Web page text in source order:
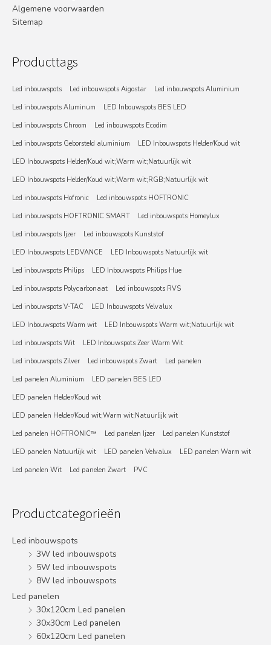
Algemene voorwaarden
Sitemap
Producttags
Led inbouwspots Led inbouwspots Aigostar
Led inbouwspots Aluminium
Led inbouwspots Aluminum
LED Inbouwspots BES LED
Led inbouwspots Chroom
Led inbouwspots Ecodim
Led inbouwspots Geborsteld aluminium
LED Inbouwspots Helder/Koud wit
LED Inbouwspots Helder/Koud wit;Warm wit;Natuurlijk wit
LED Inbouwspots Helder/Koud wit;Warm wit;RGB;Natuurlijk wit
Led inbouwspots Hofronic
Led inbouwspots HOFTRONIC
Led inbouwspots HOFTRONIC SMART
Led inbouwspots Homeylux
Led inbouwspots Ijzer
Led inbouwspots Kunststof
LED Inbouwspots LEDVANCE
LED Inbouwspots Natuurlijk wit
Led inbouwspots Philips
LED Inbouwspots Philips Hue
Led inbouwspots Polycarbonaat
Led inbouwspots RVS
Led inbouwspots V-TAC
LED Inbouwspots Velvalux
LED Inbouwspots Warm wit
LED Inbouwspots Warm wit;Natuurlijk wit
Led inbouwspots Wit
LED Inbouwspots Zeer Warm Wit
Led inbouwspots Zilver
Led inbouwspots Zwart
Led panelen
Led panelen Aluminium
LED panelen BES LED
LED panelen Helder/Koud wit
LED panelen Helder/Koud wit;Warm wit;Natuurlijk wit
Led panelen HOFTRONIC™
Led panelen Ijzer
Led panelen Kunststof
LED panelen Natuurlijk wit
LED panelen Velvalux
LED panelen Warm wit
Led panelen Wit
Led panelen Zwart PVC
Productcategorieën
Led inbouwspots
3W led inbouwspots
5W led inbouwspots
8W led inbouwspots
Led panelen
30x120cm Led panelen
30x30cm Led panelen
60x120cm Led panelen